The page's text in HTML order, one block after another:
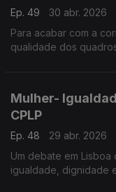
Ep. 49
30 abr. 2026
Para acabar com a
qualidade dos
Mulher-
CPLP
Ep. 48
29 abr. 2026
Um debate em
igualdade, dignidade